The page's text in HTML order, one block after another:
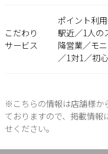
こだわり
サービス
ポイント利
駅近／1人の
降営業／モ
／1対1／初
※こちらの情報は店舗様か
ておりますので、掲載情報
せください。